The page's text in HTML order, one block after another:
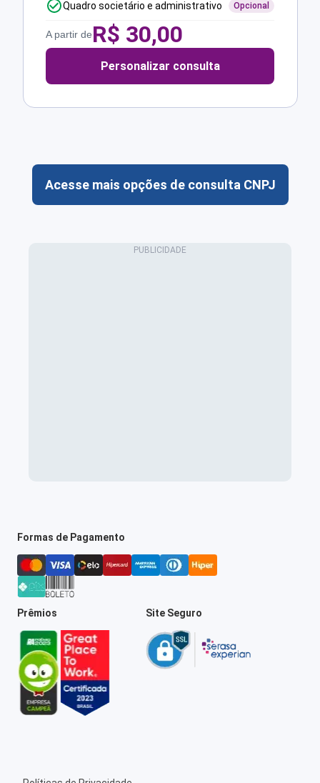
Quadro societário e administrativo Opcional
A partir deR$ 30,00
Personalizar consulta
Acesse mais opções de consulta CNPJ
Formas de Pagamento
Prêmios Site Seguro